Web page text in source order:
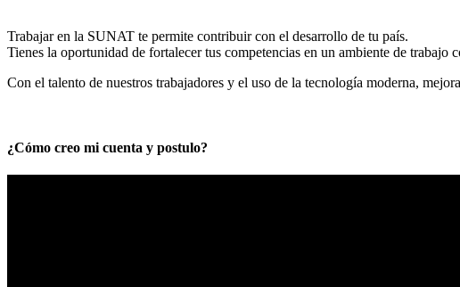
Trabajar en la SUNAT te permite contribuir con el desarrollo de tu país.
Tienes la oportunidad de fortalecer tus competencias en un ambiente de trabajo
Con el talento de nuestros trabajadores y el uso de la tecnología moderna,
¿Cómo creo mi cuenta y postulo?